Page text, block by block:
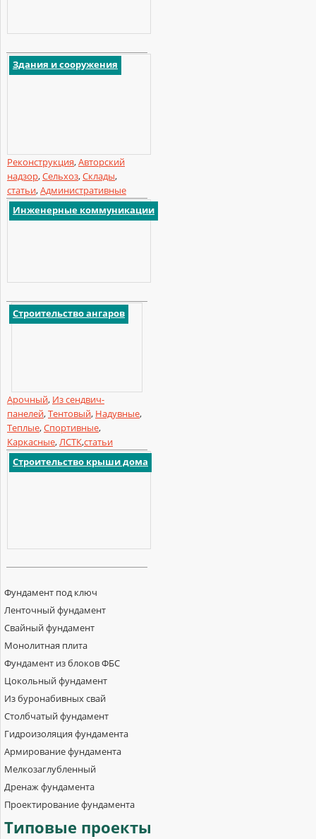
Здания и сооружения
Реконструкция,Авторский
надзор,Сельхоз,Склады,
статьи,Административные
Инженерные коммуникации
Строительство ангаров
Арочный, Из сендвич-
панелей,Тентовый, Надувные,
Теплые,Спортивные,
Каркасные,ЛСТК,статьи
Строительство крыши дома
Фундамент под ключ
Ленточный фундамент
Свайный фундамент
Монолитная плита
Фундамент из блоков ФБС
Цокольный фундамент
Из буронабивных свай
Столбчатый фундамент
Гидроизоляция фундамента
Армирование фундамента
Мелкозаглубленный
Дренаж фундамента
Проектирование фундамента
Типовые проекты